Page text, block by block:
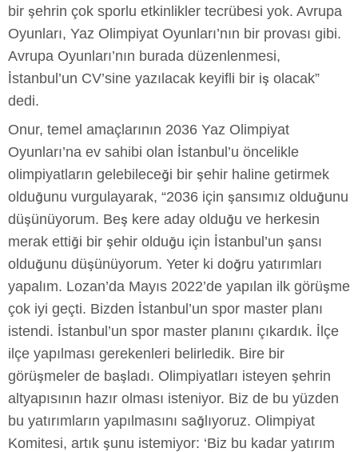
bir şehrin çok sporlu etkinlikler tecrübesi yok. Avrupa
Oyunları, Yaz Olimpiyat Oyunları’nın bir provası gibi.
Avrupa Oyunları’nın burada düzenlenmesi,
İstanbul’un CV’sine yazılacak keyifli bir iş olacak”
dedi.
Onur, temel amaçlarının 2036 Yaz Olimpiyat
Oyunları’na ev sahibi olan İstanbul’u öncelikle
olimpiyatların gelebileceği bir şehir haline getirmek
olduğunu vurgulayarak, “2036 için şansımız olduğunu
düşünüyorum. Beş kere aday olduğu ve herkesin
merak ettiği bir şehir olduğu için İstanbul’un şansı
olduğunu düşünüyorum. Yeter ki doğru yatırımları
yapalım. Lozan’da Mayıs 2022’de yapılan ilk görüşme
çok iyi geçti. Bizden İstanbul’un spor master planı
istendi. İstanbul’un spor master planını çıkardık. İlçe
ilçe yapılması gerekenleri belirledik. Bire bir
görüşmeler de başladı. Olimpiyatları isteyen şehrin
altyapısının hazır olması isteniyor. Biz de bu yüzden
bu yatırımların yapılmasını sağlıyoruz. Olimpiyat
Komitesi, artık şunu istemiyor: ‘Biz bu kadar yatırım